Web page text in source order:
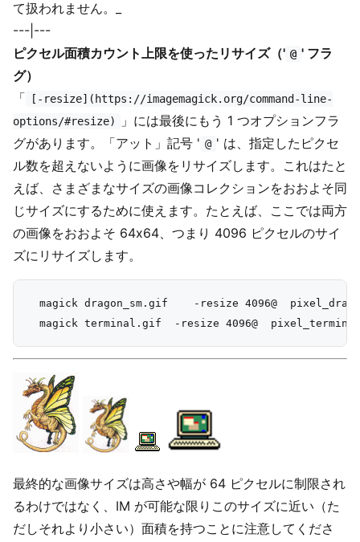
て扱われません。_
---|---
ピクセル面積カウント上限を使ったリサイズ（' @ ' フラ
グ）
「
[-resize](https://imagemagick.org/command-line-
options/#resize)
」には最後にもう 1 つオプションフラ
グがあります。「アット」記号 ' @ ' は、指定したピクセ
ル数を超えないように画像をリサイズします。これはたと
えば、さまざまなサイズの画像コレクションをおおよそ同
じサイズにするために使えます。たとえば、ここでは両方
の画像をおおよそ 64x64、つまり 4096 ピクセルのサイ
ズにリサイズします。
magick dragon_sm.gif    -resize 4096@
最終的な画像サイズは高さや幅が 64 ピクセルに制限され
るわけではなく、IM が可能な限りこのサイズに近い（た
だしそれより小さい）面積を持つことに注意してくださ